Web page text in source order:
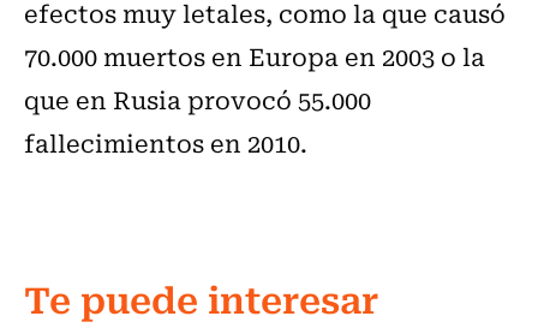
efectos muy letales, como la que causó
70.000 muertos en Europa en 2003 o la
que en Rusia provocó 55.000
fallecimientos en 2010.
Te puede interesar